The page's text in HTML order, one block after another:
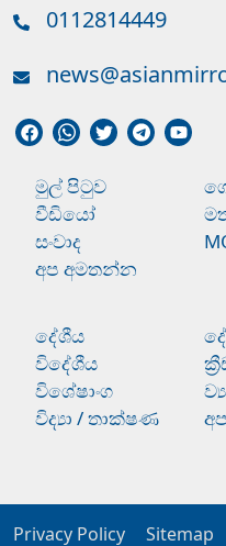
0112814449
මුල් පිටුව
වීඩියෝ
සංවාද
අප අමතන්න
දේශීය
විදේශීය
විශේෂාංග
විද්‍යා / තාක්ෂණ
Privacy Policy Sitemap